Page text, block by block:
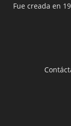
Fue creada en